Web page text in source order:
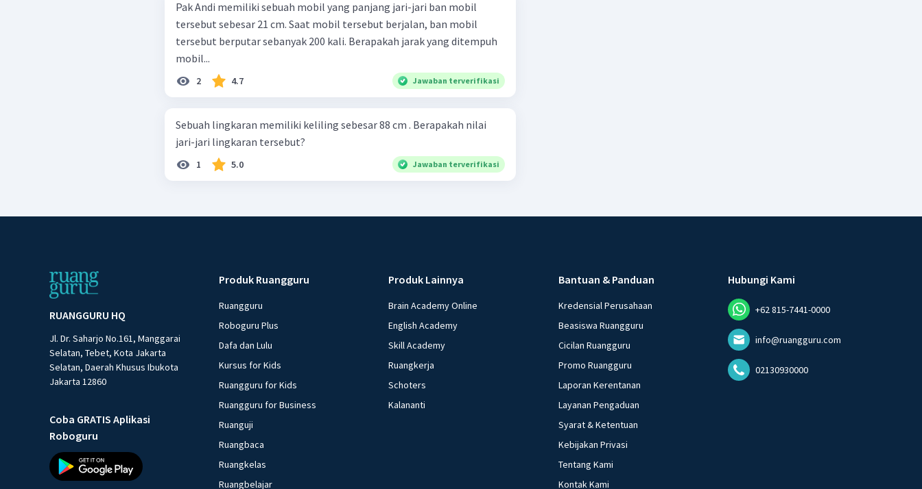
Pak Andi memiliki sebuah mobil yang panjang jari-jari ban mobil
tersebut sebesar 21 cm. Saat mobil tersebut berjalan, ban mobil
tersebut berputar sebanyak 200 kali. Berapakah jarak yang ditempuh
mobil...
2 4.7 Jawaban terverifikasi
Sebuah lingkaran memiliki keliling sebesar 88 cm . Berapakah nilai
jari-jari lingkaran tersebut?
1 5.0 Jawaban terverifikasi
RUANGGURU HQ
Jl. Dr. Saharjo No.161, Manggarai
Selatan, Tebet, Kota Jakarta
Selatan, Daerah Khusus Ibukota
Jakarta 12860
Coba GRATIS Aplikasi
Roboguru
Produk Ruangguru
Ruangguru
Roboguru Plus
Dafa dan Lulu
Kursus for Kids
Ruangguru for Kids
Ruangguru for Business
Ruanguji
Ruangbaca
Ruangkelas
Ruangbelajar
Produk Lainnya
Brain Academy Online
English Academy
Skill Academy
Ruangkerja
Schoters
Kalananti
Bantuan & Panduan
Kredensial Perusahaan
Beasiswa Ruangguru
Cicilan Ruangguru
Promo Ruangguru
Laporan Kerentanan
Layanan Pengaduan
Syarat & Ketentuan
Kebijakan Privasi
Tentang Kami
Kontak Kami
Hubungi Kami
+62 815-7441-0000
info@ruangguru.com
02130930000